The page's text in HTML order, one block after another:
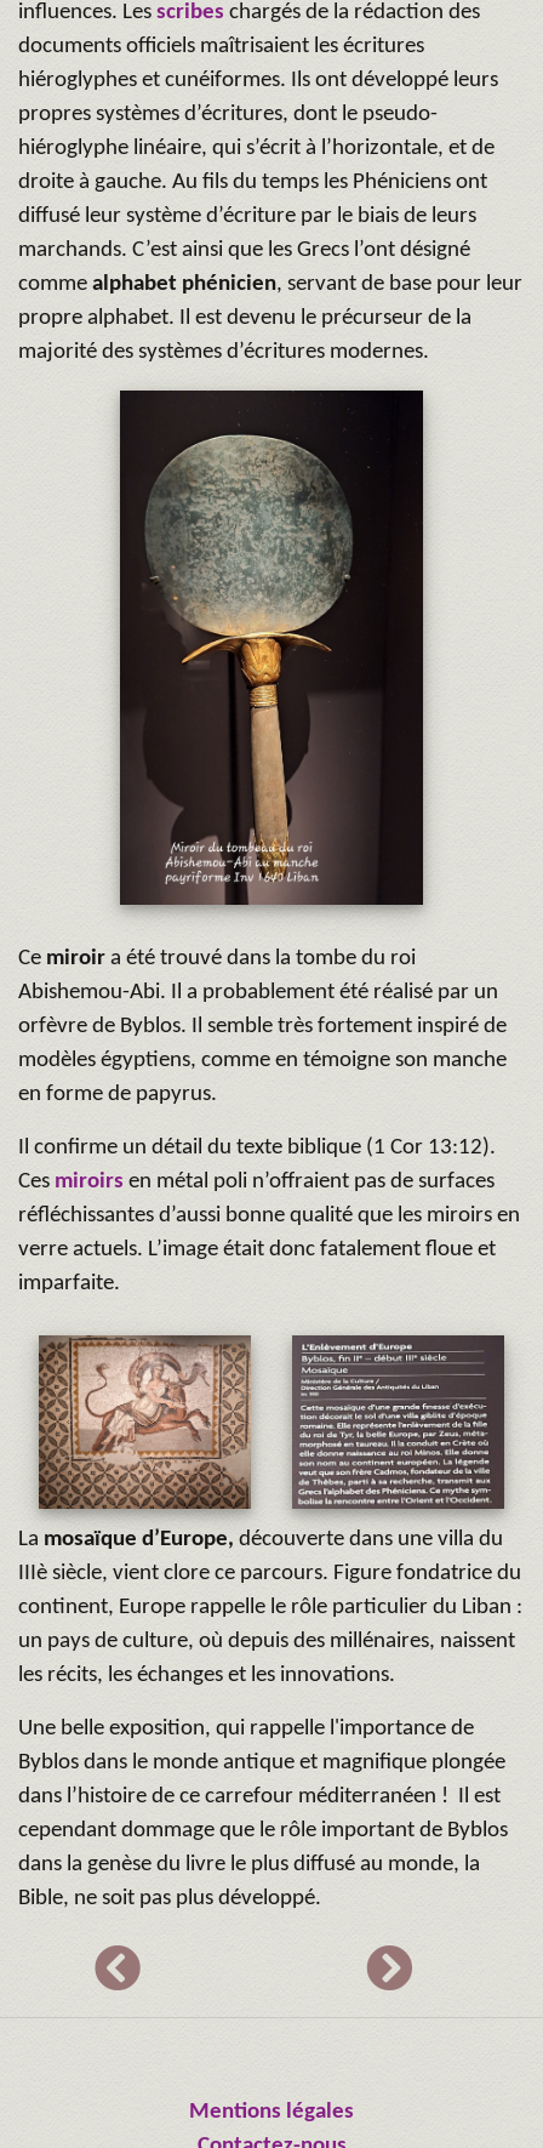
influences. Les scribes chargés de la rédaction des
documents officiels maîtrisaient les écritures
hiéroglyphes et cunéiformes. Ils ont développé leurs
propres systèmes d’écritures, dont le pseudo-
hiéroglyphe linéaire, qui s’écrit à l’horizontale, et de
droite à gauche. Au fils du temps les Phéniciens ont
diffusé leur système d’écriture par le biais de leurs
marchands. C’est ainsi que les Grecs l’ont désigné
comme alphabet phénicien, servant de base pour leur
propre alphabet. Il est devenu le précurseur de la
majorité des systèmes d’écritures modernes.
Ce miroir a été trouvé dans la tombe du roi
Abishemou-Abi. Il a probablement été réalisé par un
orfèvre de Byblos. Il semble très fortement inspiré de
modèles égyptiens, comme en témoigne son manche
en forme de papyrus.
Il confirme un détail du texte biblique (1 Cor 13:12).
Ces miroirs en métal poli n’offraient pas de surfaces
réfléchissantes d’aussi bonne qualité que les miroirs en
verre actuels. L’image était donc fatalement floue et
imparfaite.
La mosaïque d’Europe, découverte dans une villa du
IIIè siècle, vient clore ce parcours. Figure fondatrice du
continent, Europe rappelle le rôle particulier du Liban :
un pays de culture, où depuis des millénaires, naissent
les récits, les échanges et les innovations.
Une belle exposition, qui rappelle l'importance de
Byblos dans le monde antique et magnifique plongée
dans l’histoire de ce carrefour méditerranéen ! Il est
cependant dommage que le rôle important de Byblos
dans la genèse du livre le plus diffusé au monde, la
Bible, ne soit pas plus développé.
Mentions légales